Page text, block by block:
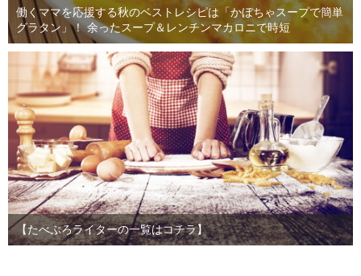
働くママを応援する秋のベストレシピは「かぼちゃスープで簡単
グラタン」！ 余ったスープ＆レンチンマカロニで時短
【たべぷろライターの一覧はコチラ】